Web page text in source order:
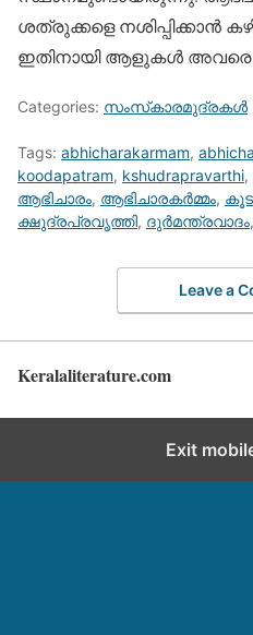
ശത്രുക്കളെ നശിപ്പിക്കാന്‍
ഇതിനായി ആളുകള്‍ അവരെ
Categories: സംസ്‌കാരമുദ്രകള്‍
Tags: abhicharakarmam,
koodapatram, kshudrapravarthi,
ആഭിചാരം, ആഭിചാരകര്‍മ്മം,
ക്ഷുദ്രപ്രവൃത്തി, ദുര്‍മന്ത്രവാദം,
Leave a
Keralaliterature.com
Exit